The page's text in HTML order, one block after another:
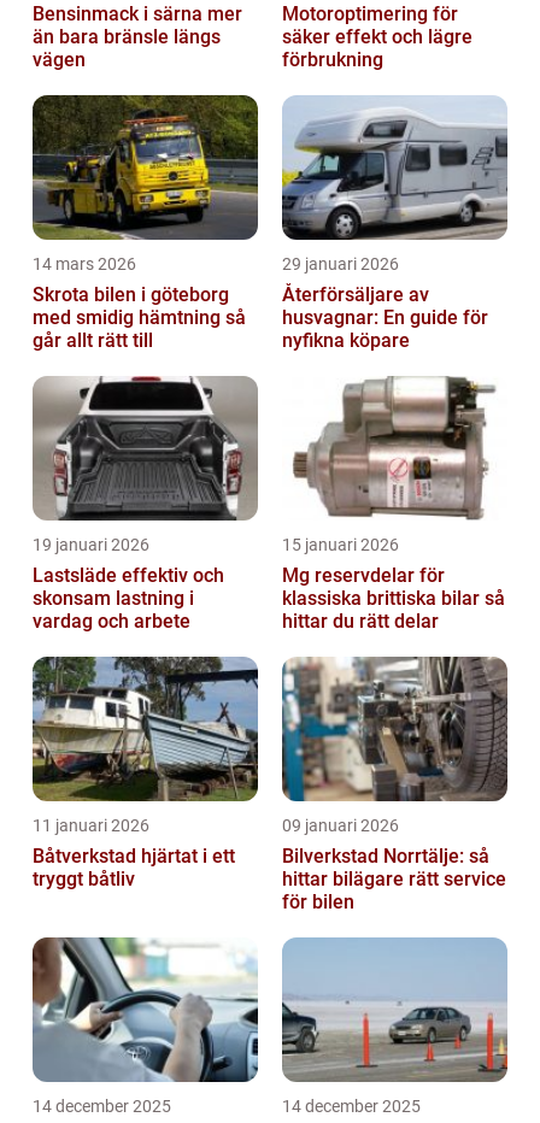
Bensinmack i särna mer
än bara bränsle längs
vägen
Motoroptimering för
säker effekt och lägre
förbrukning
14 mars 2026
Skrota bilen i göteborg
med smidig hämtning så
går allt rätt till
29 januari 2026
Återförsäljare av
husvagnar: En guide för
nyfikna köpare
19 januari 2026
Lastsläde effektiv och
skonsam lastning i
vardag och arbete
15 januari 2026
Mg reservdelar för
klassiska brittiska bilar så
hittar du rätt delar
11 januari 2026
Båtverkstad hjärtat i ett
tryggt båtliv
09 januari 2026
Bilverkstad Norrtälje: så
hittar bilägare rätt service
för bilen
14 december 2025 14 december 2025